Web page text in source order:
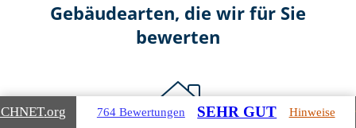
Gebäudearten, die wir für Sie
bewerten
.org 764 Bewertungen SEHR GUT Hinweise